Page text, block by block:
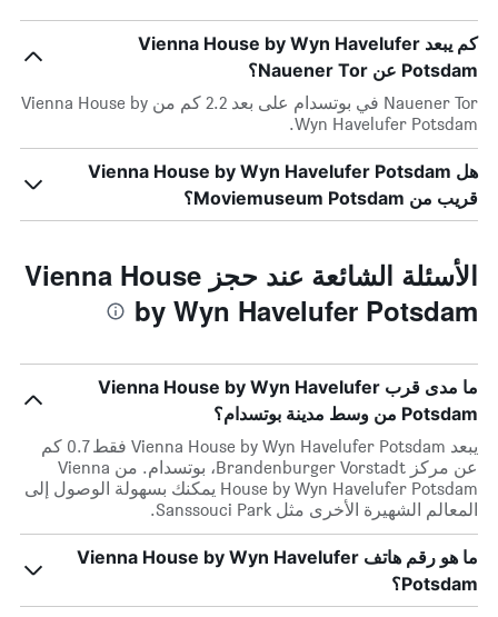
كم يبعد Vienna House by Wyn Havelufer
Potsdam عن Nauener Tor؟
Nauener Tor في بوتسدام على بعد 2.2 كم من Vienna House by
Wyn Havelufer Potsdam.
هل Vienna House by Wyn Havelufer Potsdam
قريب من Moviemuseum Potsdam؟
الأسئلة الشائعة عند حجز Vienna House
by Wyn Havelufer Potsdam
ما مدى قرب Vienna House by Wyn Havelufer
Potsdam من وسط مدينة بوتسدام؟
يبعد Vienna House by Wyn Havelufer Potsdam فقط 0.7 كم
عن مركز Brandenburger Vorstadt، بوتسدام. من Vienna
House by Wyn Havelufer Potsdam يمكنك بسهولة الوصول إلى
المعالم الشهيرة الأخرى مثل Sanssouci Park.
ما هو رقم هاتف Vienna House by Wyn Havelufer
Potsdam؟